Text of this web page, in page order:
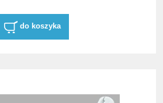
do koszyka